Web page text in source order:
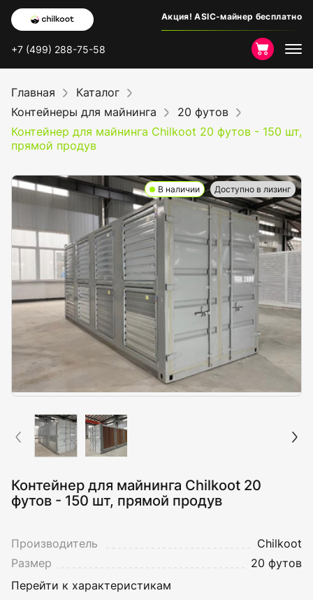
Акция! ASIC-майнер бесплатно
+7 (499) 288-75-58
Главная
Каталог
Контейнеры для майнинга
20 футов
Контейнер для майнинга Chilkoot 20 футов - 150 шт,
прямой продув
В наличии Доступно в лизинг
Контейнер для майнинга Chilkoot 20
футов - 150 шт, прямой продув
Производитель
Chilkoot
Размер
20 футов
Перейти к характеристикам